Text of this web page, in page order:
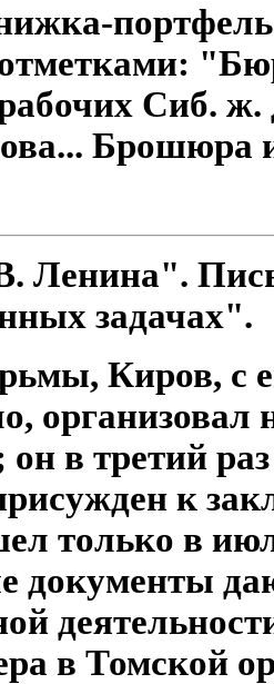
Сиб. ж.
Брошюра
Ленина".
задачах".
Киров, с
организовал
в третий
к
только в
документы
в Томской